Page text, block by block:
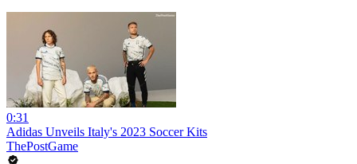
0:31
Adidas Unveils Italy's 2023 Soccer Kits
ThePostGame